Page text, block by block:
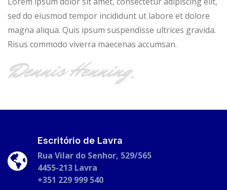
sed do eiusmod tempor incididunt ut labore et dolore
magna aliqua. Quis ipsum suspendisse ultrices gravida.
Risus commodo viverra maecenas accumsan.
Escritório de Lavra
Rua Vilar do Senhor, 529/565
4455-213 Lavra
+351 229 999 540